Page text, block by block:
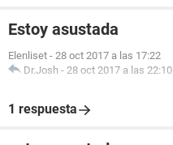
Estoy asustada
Elenliset - 28 oct 2017 a las 17:22
Dr.Josh - 28 oct 2017 a las 22:10
1 respuesta